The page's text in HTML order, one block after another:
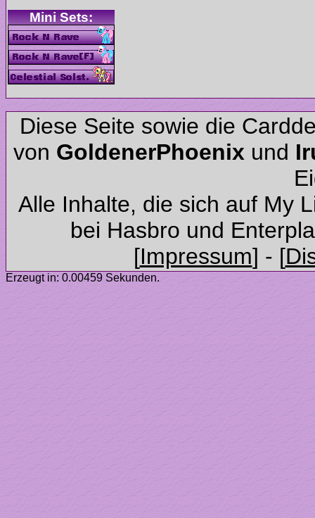
Diese Seite sowie die
von
und
Alle Inhalte, die sich auf My
Erzeugt in: 0.00459 Sekunden.